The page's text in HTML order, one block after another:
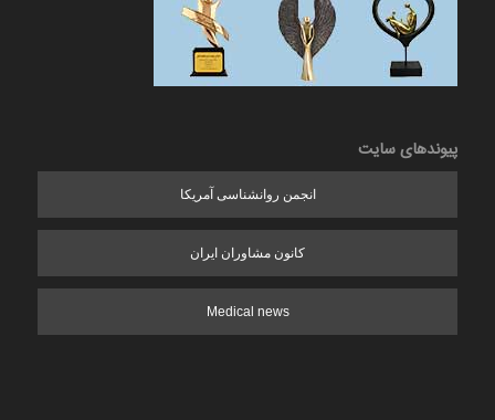
پیوندهای سایت
انجمن روانشناسی آمریکا
کانون مشاوران ایران
Medical news